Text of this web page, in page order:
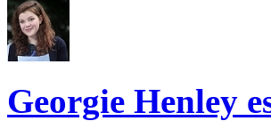
Georgie Henley